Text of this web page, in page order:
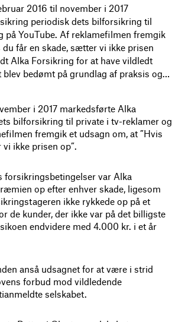
2016 til november i 2017
periodisk dets bilforsikring til
på YouTube. Af reklamefilmen fremgik
du får en skade, sætter vi ikke prisen
Alka Forsikring for at have vildledt
blev bedømt på grundlag af praksis og…
i 2017 markedsførte Alka
bilforsikring til private i tv-reklamer og
fremgik et udsagn om, at ”Hvis
ikke prisen op”.
forsikringsbetingelser var Alka
op efter enhver skade, ligesom
ikke rykkede op på et
de kunder, der ikke var på det billigste
endvidere med 4.000 kr. i et år
anså udsagnet for at være i strid
forbud mod vildledende
selskabet.